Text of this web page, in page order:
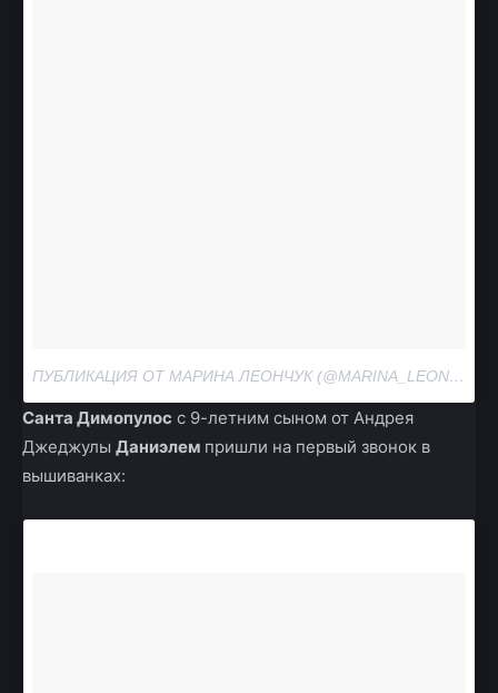
ПУБЛИКАЦИЯ ОТ МАРИНА ЛЕОНЧУК (@MARINA_LEONCHUK)
Санта Димопулос с 9-летним сыном от Андрея
Джеджулы Даниэлем пришли на первый звонок в
вышиванках: